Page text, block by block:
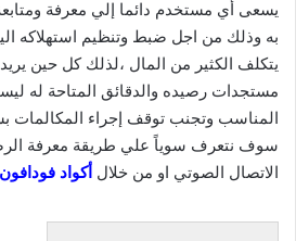
يسعى أي مستخدم دائما إلي معرفة
به وذلك من اجل ضبط وتنظيم استهلاكه
يتكلف الكثير من المال ،لذلك كل حين
مستجدات رصيده والدقائق المتاحة له
المناسب وتجنب توقف إجراء المكالمات
سوف نتعرف سوياً علي طريقة معرفة
الاتصال الصوتي او من خلال أكواد فودافون